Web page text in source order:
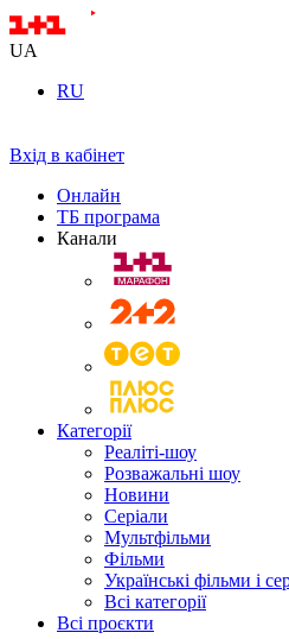
UA
RU
Вхід в кабінет
Онлайн
ТБ програма
Канали
Категорії
Реаліті-шоу
Розважальні шоу
Новини
Серіали
Мультфільми
Фільми
Українські фільми і
Всі категорії
Всі проєкти